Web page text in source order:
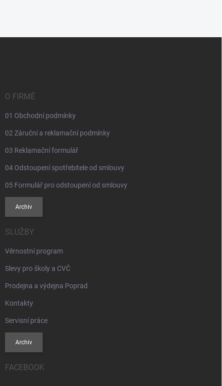
O FIRMĚ
01 Obchodní podmínky
02 Záruční a reklamační podmínky
03 Reklamační formulář
04 Odstoupení spotřebitele od smlouvy
05 Formulář pro odstoupení od smlouvy
Archiv
SLUŽBY
Věrnostní program
Slevy pro školy a CVČ
Prodejna a výdejna Poprad
Kontakty
Servisní práce
Archiv
FACEBOOK